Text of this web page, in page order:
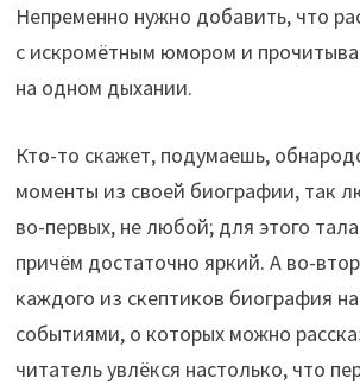
Непременно нужно добавить, что
с искромётным юмором и
на одном дыхании.
Кто-то скажет, подумаешь,
моменты из своей биографии, так
во-первых, не любой; для этого
причём достаточно яркий. А во-
каждого из скептиков биография
событиями, о которых можно
читатель увлёкся настолько, что